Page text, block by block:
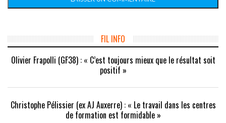
FIL INFO
Olivier Frapolli (GF38) : « C’est toujours mieux que le résultat soit
positif »
Christophe Pélissier (ex AJ Auxerre) : « Le travail dans les centres
de formation est formidable »